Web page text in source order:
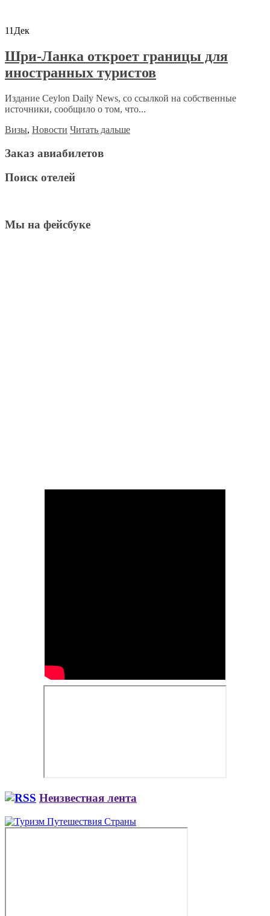
11 Дек
Шри-Ланка откроет границы для
иностранных туристов
Издание Ceylon Daily News, со ссылкой на собственные
источники, сообщило о том, что...
Визы, Новости Читать дальше
Заказ авиабилетов
Поиск отелей
Мы на фейсбуке
Неизвестная лента